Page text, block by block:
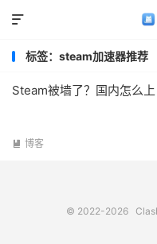

标签：steam加速器推荐
Steam被墙了？国内怎么
 博客
© 2022-2026